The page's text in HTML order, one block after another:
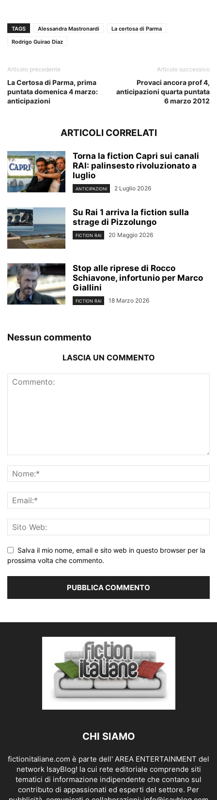
TAGS Alessandra Mastronardi
La certosa di Parma
Rodrigo Guirao Diaz
Articolo precedente
La Certosa di Parma, prima
puntata domenica 4 marzo:
anticipazioni
Articolo successivo
Provaci ancora prof 4,
anticipazioni quarta puntata
6 marzo 2012
ARTICOLI CORRELATI
Torna la fiction Capri sui canali
RAI: palinsesto rivoluzionato a
luglio
ANTICIPAZIONI 2 Luglio 2026
Su Rai 1 arriva la fiction sulla
strage di Pizzolungo
FICTION RAI 20 Maggio 2026
Stop alle riprese di Rocco
Schiavone, infortunio per Marco
Giallini
FICTION RAI 18 Marzo 2026
Nessun commento
LASCIA UN COMMENTO
Salva il mio nome, email e sito web in questo browser per la
prossima volta che commento.
CHI SIAMO
fictionitaliane.com è parte dell' AREA ENTERTAINMENT del
network IsayBlog! la cui rete editoriale comprende siti
tematici di informazione indipendente che contano sul
contributo di appassionati ed esperti del settore. Per